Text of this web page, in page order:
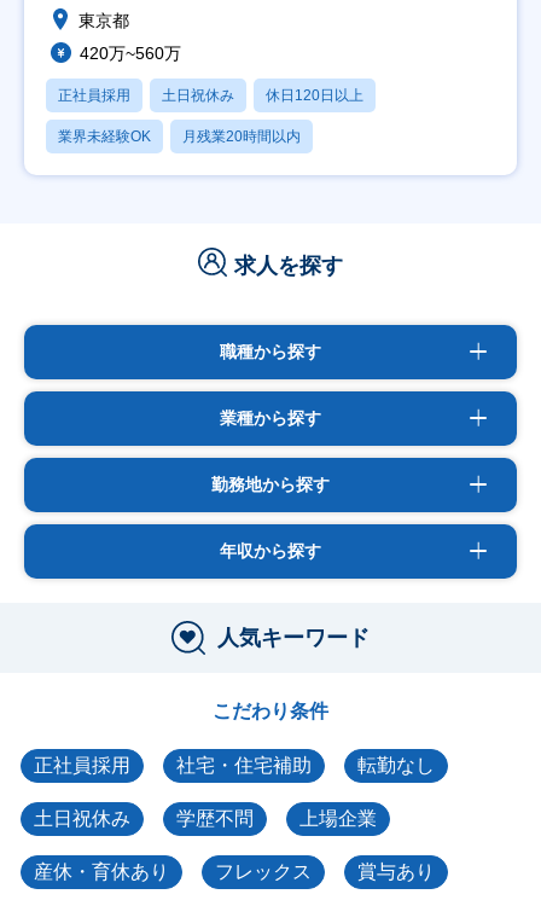
東京都
420万~560万
正社員採用 土日祝休み 休日120日以上
業界未経験OK 月残業20時間以内
求人を探す
職種から探す
業種から探す
勤務地から探す
年収から探す
人気キーワード
こだわり条件
正社員採用 社宅・住宅補助 転勤なし
土日祝休み 学歴不問 上場企業
産休・育休あり フレックス 賞与あり